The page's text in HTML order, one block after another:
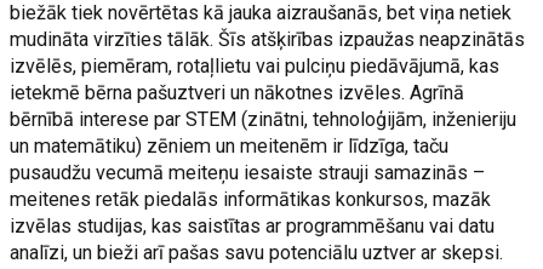
biežāk tiek novērtētas kā jauka aizraušanās, bet viņa netiek
mudināta virzīties tālāk. Šīs atšķirības izpaužas neapzinātās
izvēlēs, piemēram, rotaļlietu vai pulciņu piedāvājumā, kas
ietekmē bērna pašuztveri un nākotnes izvēles. Agrīnā
bērnībā interese par STEM (zinātni, tehnoloģijām, inženieriju
un matemātiku) zēniem un meitenēm ir līdzīga, taču
pusaudžu vecumā meiteņu iesaiste strauji samazinās –
meitenes retāk piedalās informātikas konkursos, mazāk
izvēlas studijas, kas saistītas ar programmēšanu vai datu
analīzi, un bieži arī pašas savu potenciālu uztver ar skepsi.